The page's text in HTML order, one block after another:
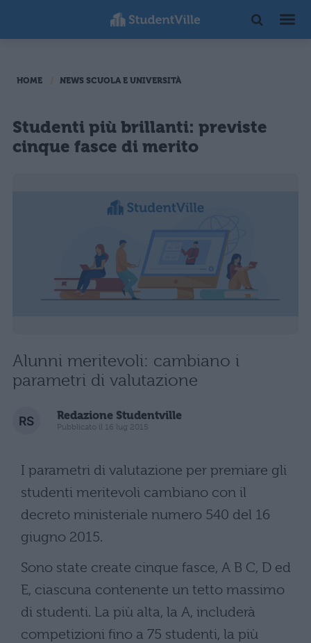
HOME NEWS SCUOLA E UNIVERSITÀ
Studenti più brillanti: previste
cinque fasce di merito
Alunni meritevoli: cambiano i
parametri di valutazione
Redazione Studentville
Pubblicato il 16 lug 2015
I parametri di valutazione per premiare gli
studenti meritevoli cambiano con il
decreto ministeriale numero 540 del 16
giugno 2015.
Sono state create cinque fasce, A B C, D ed
E, ciascuna contenente un tetto massimo
di studenti. La più alta, la A, includerà
competizioni fino a 75 studenti, la più